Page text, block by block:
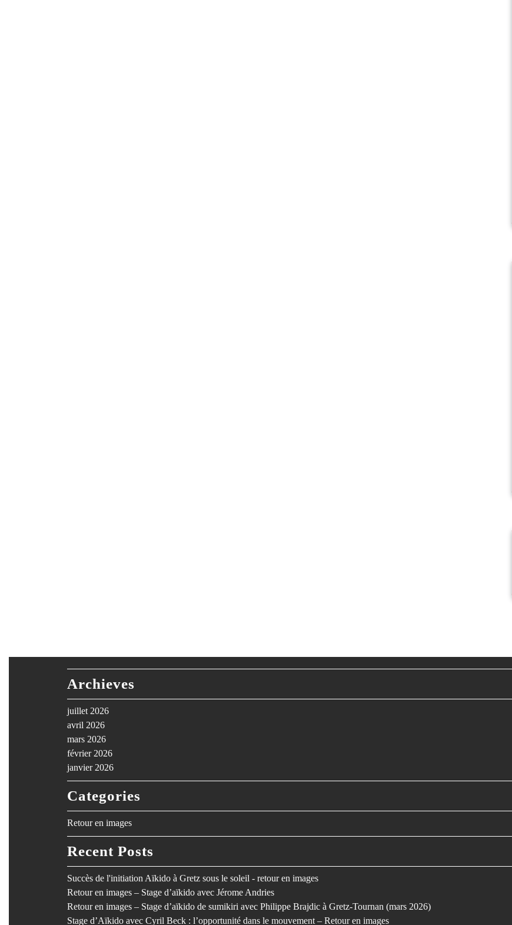
Archieves
juillet 2026
avril 2026
mars 2026
février 2026
janvier 2026
Categories
Retour en images
Recent Posts
Succès de l'initiation Aïkido à Gretz sous le soleil - retour en images
Retour en images – Stage d’aïkido avec Jérome Andries
Retour en images – Stage d’aïkido de sumikiri avec Philippe Brajdic à Gretz-Tournan (mars 2026)
Stage d’Aïkido avec Cyril Beck : l’opportunité dans le mouvement – Retour en images